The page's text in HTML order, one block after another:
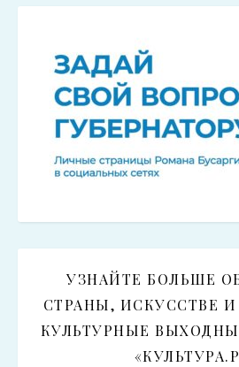
УЗНАЙТЕ БОЛЬШЕ
СТРАНЫ, ИСКУССТВЕ
КУЛЬТУРНЫЕ